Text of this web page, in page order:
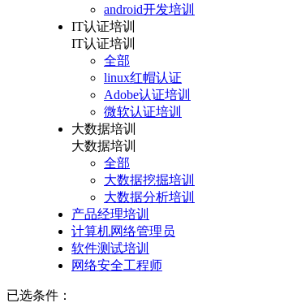
android开发培训
IT认证培训
IT认证培训
全部
linux红帽认证
Adobe认证培训
微软认证培训
大数据培训
大数据培训
全部
大数据挖掘培训
大数据分析培训
产品经理培训
计算机网络管理员
软件测试培训
网络安全工程师
已选条件：